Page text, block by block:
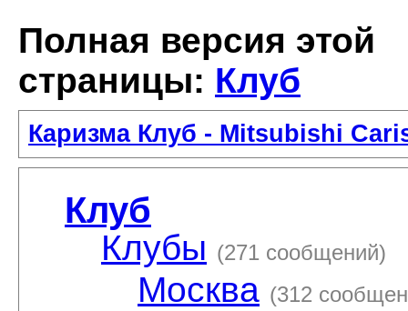
Полная версия этой
страницы: Клуб
Каризма Клуб - Mitsubishi
Клуб
Клубы (271 сообщений)
Москва (312